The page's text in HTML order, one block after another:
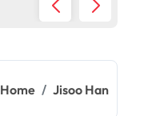
Home Jisoo Han